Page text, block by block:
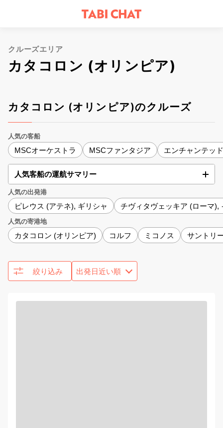
クルーズエリア
カタコロン (オリンピア)
カタコロン (オリンピア)のクルーズ
人気の客船
MSCオーケストラ MSCファンタジア エンチャンテッ
人気客船の運航サマリー
人気の出発港
ピレウス (アテネ), ギリシャ チヴィタヴェッキア (ローマ),
人気の寄港地
カタコロン (オリンピア) コルフ ミコノス サントリ
絞り込み